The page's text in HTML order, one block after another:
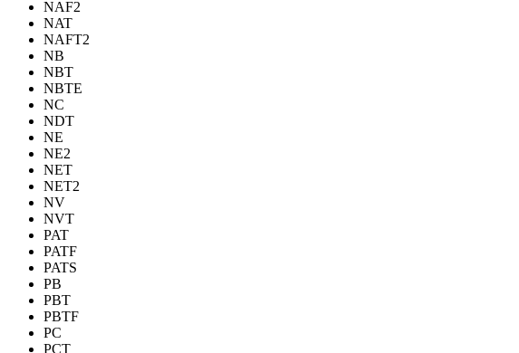
NAF2
NAT
NAFT2
NB
NBT
NBTE
NC
NDT
NE
NE2
NET
NET2
NV
NVT
PAT
PATF
PATS
PB
PBT
PBTF
PC
PCT